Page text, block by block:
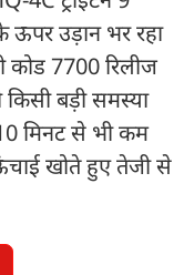
ऊपर उड़ान भर रहा
कोड 7700 रिलीज
किसी बड़ी समस्या
मिनट से भी कम
खोते हुए तेजी से